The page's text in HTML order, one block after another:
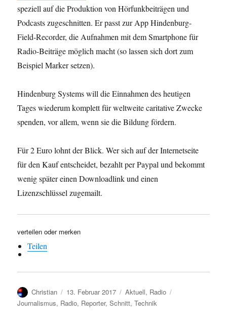
speziell auf die Produktion von Hörfunkbeiträgen und
Podcasts zugeschnitten. Er passt zur App Hindenburg-
Field-Recorder, die Aufnahmen mit dem Smartphone für
Radio-Beiträge möglich macht (so lassen sich dort zum
Beispiel Marker setzen).
Hindenburg Systems will die Einnahmen des heutigen
Tages wiederum komplett für weltweite caritative Zwecke
spenden, vor allem, wenn sie die Bildung fördern.
Für 2 Euro lohnt der Blick. Wer sich auf der Internetseite
für den Kauf entscheidet, bezahlt per Paypal und bekommt
wenig später einen Downloadlink und einen
Lizenzschlüssel zugemailt.
verteilen oder merken
Teilen
Autor
Christian
Veröffentlicht
am
13. Februar 2017 Kategorien
Aktuell, Radio
Journalismus, Radio, Reporter,Schnitt,Technik